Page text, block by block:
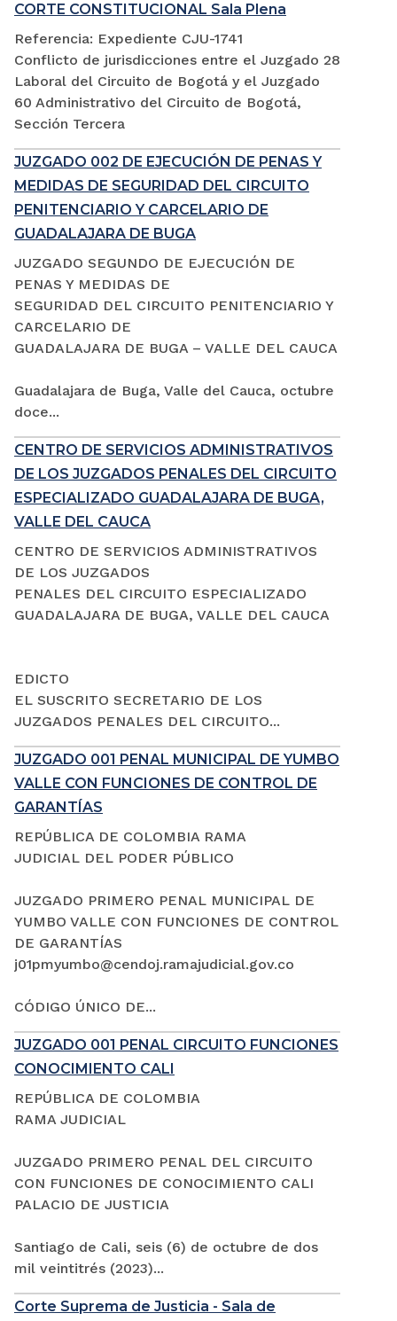
CORTE CONSTITUCIONAL Sala Plena
Referencia: Expediente CJU-1741
Conflicto de jurisdicciones entre el Juzgado 28
Laboral del Circuito de Bogotá y el Juzgado
60 Administrativo del Circuito de Bogotá,
Sección Tercera
JUZGADO 002 DE EJECUCIÓN DE PENAS Y
MEDIDAS DE SEGURIDAD DEL CIRCUITO
PENITENCIARIO Y CARCELARIO DE
GUADALAJARA DE BUGA
JUZGADO SEGUNDO DE EJECUCIÓN DE
PENAS Y MEDIDAS DE
SEGURIDAD DEL CIRCUITO PENITENCIARIO Y
CARCELARIO DE
GUADALAJARA DE BUGA – VALLE DEL CAUCA
Guadalajara de Buga, Valle del Cauca, octubre
doce...
CENTRO DE SERVICIOS ADMINISTRATIVOS
DE LOS JUZGADOS PENALES DEL CIRCUITO
ESPECIALIZADO GUADALAJARA DE BUGA,
VALLE DEL CAUCA
CENTRO DE SERVICIOS ADMINISTRATIVOS
DE LOS JUZGADOS
PENALES DEL CIRCUITO ESPECIALIZADO
GUADALAJARA DE BUGA, VALLE DEL CAUCA
EDICTO
EL SUSCRITO SECRETARIO DE LOS
JUZGADOS PENALES DEL CIRCUITO...
JUZGADO 001 PENAL MUNICIPAL DE YUMBO
VALLE CON FUNCIONES DE CONTROL DE
GARANTÍAS
REPÚBLICA DE COLOMBIA RAMA
JUDICIAL DEL PODER PÚBLICO
JUZGADO PRIMERO PENAL MUNICIPAL DE
YUMBO VALLE CON FUNCIONES DE CONTROL
DE GARANTÍAS
j01pmyumbo@cendoj.ramajudicial.gov.co
CÓDIGO ÚNICO DE...
JUZGADO 001 PENAL CIRCUITO FUNCIONES
CONOCIMIENTO CALI
REPÚBLICA DE COLOMBIA
RAMA JUDICIAL
JUZGADO PRIMERO PENAL DEL CIRCUITO
CON FUNCIONES DE CONOCIMIENTO CALI
PALACIO DE JUSTICIA
Santiago de Cali, seis (6) de octubre de dos
mil veintitrés (2023)...
Corte Suprema de Justicia - Sala de